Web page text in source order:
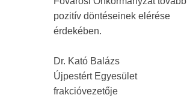
pozitív döntéseinek elérése
érdekében.
Dr. Kató Balázs
Újpestért Egyesület
frakcióvezetője